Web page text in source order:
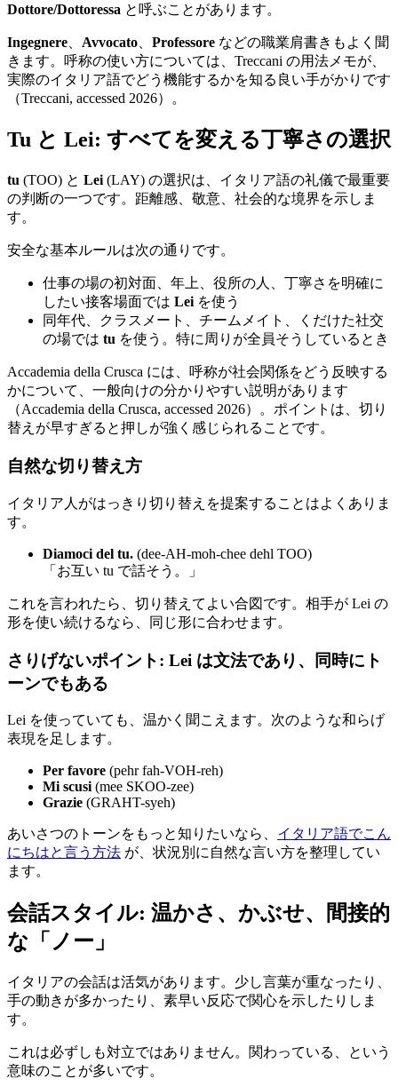
Dottore/Dottoressa と呼ぶことがあります。
Ingegnere Avvocato Professore などの職業肩書きもよく聞
きます。呼称の使い方については、Treccani の用法メモが、
実際のイタリア語でどう機能するかを知る良い手がかりです
（Treccani, accessed 2026）。
Tu と Lei: すべてを変える丁寧さの選択
tu (TOO) と Lei (LAY) の選択は、イタリア語の礼儀で最重要
の判断の一つです。距離感、敬意、社会的な境界を示しま
す。
安全な基本ルールは次の通りです。
仕事の場の初対面、年上、役所の人、丁寧さを明確に
したい接客場面では Lei を使う
同年代、クラスメート、チームメイト、くだけた社交
の場では tu を使う。特に周りが全員そうしているとき
Accademia della Crusca には、呼称が社会関係をどう反映する
かについて、一般向けの分かりやすい説明があります
（Accademia della Crusca, accessed 2026）。ポイントは、切り
替えが早すぎると押しが強く感じられることです。
自然な切り替え方
イタリア人がはっきり切り替えを提案することはよくありま
す。
Diamoci del tu. (dee-AH-moh-chee dehl TOO)
「お互い tu で話そう。」
これを言われたら、切り替えてよい合図です。相手が Lei の
形を使い続けるなら、同じ形に合わせます。
さりげないポイント: Lei は文法であり、同時にト
ーンでもある
Lei を使っていても、温かく聞こえます。次のような和らげ
表現を足します。
Per favore (pehr fah-VOH-reh)
Mi scusi (mee SKOO-zee)
Grazie (GRAHT-syeh)
あいさつのトーンをもっと知りたいなら、 イタリア語でこん
にちはと言う方法 が、状況別に自然な言い方を整理してい
ます。
会話スタイル: 温かさ、かぶせ、間接的
な「ノー」
イタリアの会話は活気があります。少し言葉が重なったり、
手の動きが多かったり、素早い反応で関心を示したりしま
す。
これは必ずしも対立ではありません。関わっている、という
意味のことが多いです。